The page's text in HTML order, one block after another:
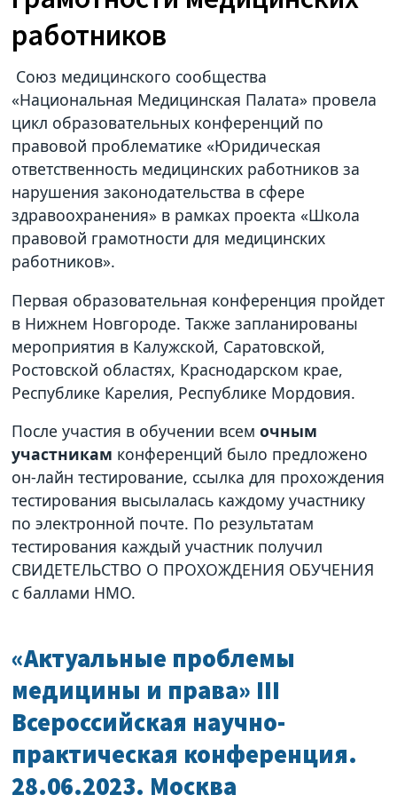
работников
Союз медицинского сообщества
«Национальная Медицинская Палата» провела
цикл образовательных конференций по
правовой проблематике «Юридическая
ответственность медицинских работников за
нарушения законодательства в сфере
здравоохранения» в рамках проекта «Школа
правовой грамотности для медицинских
работников».
Первая образовательная конференция пройдет
в Нижнем Новгороде. Также запланированы
мероприятия в Калужской, Саратовской,
Ростовской областях, Краснодарском крае,
Республике Карелия, Республике Мордовия.
После участия в обучении всемочным
участникам конференций было предложено
он-лайн тестирование, ссылка для прохождения
тестирования высылалась каждому участнику
по электронной почте. По результатам
тестирования каждый участник получил
СВИДЕТЕЛЬСТВО О ПРОХОЖДЕНИЯ ОБУЧЕНИЯ
с баллами НМО.
«Актуальные проблемы
медицины и права» III
Всероссийская научно-
практическая конференция.
28.06.2023. Москва